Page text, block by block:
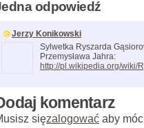
odpowiedź
Jerzy Konikowski
Sylwetka Ryszarda
Przemysława Jahra:
http://pl.wikipedia.org/wiki/
komentarz
sięzalogować aby